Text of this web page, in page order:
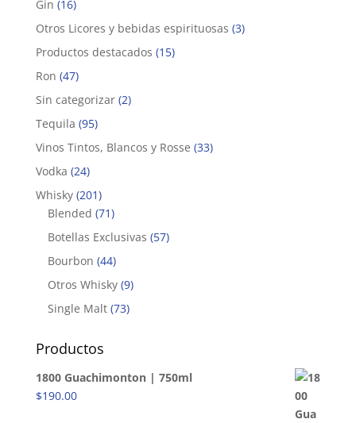
Gin (16)
Otros Licores y bebidas espirituosas (3)
Productos destacados (15)
Ron (47)
Sin categorizar (2)
Tequila (95)
Vinos Tintos, Blancos y Rosse (33)
Vodka (24)
Whisky (201)
Blended (71)
Botellas Exclusivas (57)
Bourbon (44)
Otros Whisky (9)
Single Malt (73)
Productos
1800 Guachimonton | 750ml
$190.00